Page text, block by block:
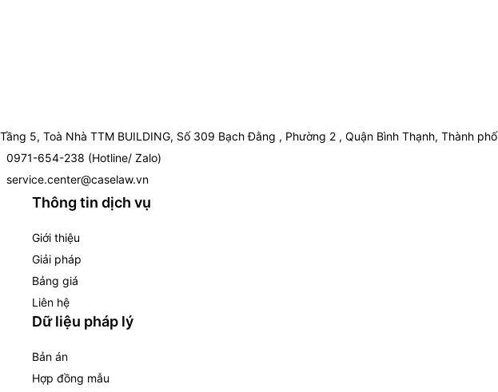
Tầng 5, Toà Nhà TTM BUILDING, Số 309 Bạch Đằng , Phường 2 , Quận Bình Thạnh, Thành
0971-654-238 (Hotline/ Zalo)
service.center@caselaw.vn
Thông tin dịch vụ
Giới thiệu
Giải pháp
Bảng giá
Liên hệ
Dữ liệu pháp lý
Bản án
Hợp đồng mẫu